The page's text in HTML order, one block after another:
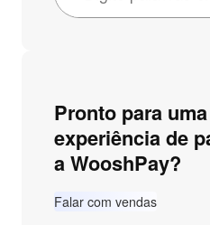
Pronto para
experiência de
a WooshPay?
Falar com vendas